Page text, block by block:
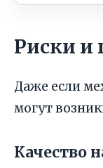
Риски и
Даже если
могут
Качество